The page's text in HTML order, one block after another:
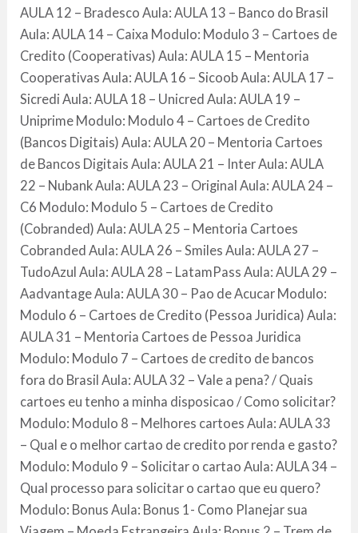
AULA 12 – Bradesco Aula: AULA 13 – Banco do Brasil
Aula: AULA 14 – Caixa Modulo: Modulo 3 – Cartoes de
Credito (Cooperativas) Aula: AULA 15 – Mentoria
Cooperativas Aula: AULA 16 – Sicoob Aula: AULA 17 –
Sicredi Aula: AULA 18 – Unicred Aula: AULA 19 –
Uniprime Modulo: Modulo 4 – Cartoes de Credito
(Bancos Digitais) Aula: AULA 20 – Mentoria Cartoes
de Bancos Digitais Aula: AULA 21 – Inter Aula: AULA
22 – Nubank Aula: AULA 23 – Original Aula: AULA 24 –
C6 Modulo: Modulo 5 – Cartoes de Credito
(Cobranded) Aula: AULA 25 – Mentoria Cartoes
Cobranded Aula: AULA 26 – Smiles Aula: AULA 27 –
TudoAzul Aula: AULA 28 – LatamPass Aula: AULA 29 –
Aadvantage Aula: AULA 30 – Pao de Acucar Modulo:
Modulo 6 – Cartoes de Credito (Pessoa Juridica) Aula:
AULA 31 – Mentoria Cartoes de Pessoa Juridica
Modulo: Modulo 7 – Cartoes de credito de bancos
fora do Brasil Aula: AULA 32 – Vale a pena? / Quais
cartoes eu tenho a minha disposicao / Como solicitar?
Modulo: Modulo 8 – Melhores cartoes Aula: AULA 33
– Qual e o melhor cartao de credito por renda e gasto?
Modulo: Modulo 9 – Solicitar o cartao Aula: AULA 34 –
Qual processo para solicitar o cartao que eu quero?
Modulo: Bonus Aula: Bonus 1- Como Planejar sua